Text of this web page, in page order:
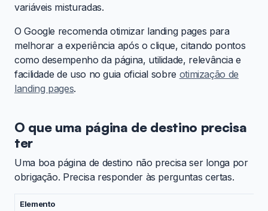
variáveis misturadas.
O Google recomenda otimizar landing pages para
melhorar a experiência após o clique, citando pontos
como desempenho da página, utilidade, relevância e
facilidade de uso no guia oficial sobre otimização de
landing pages.
O que uma página de destino precisa
ter
Uma boa página de destino não precisa ser longa por
obrigação. Precisa responder às perguntas certas.
Elemento